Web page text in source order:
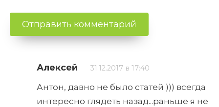
Алексей 31.12.2017 в 17:40
Антон, давно не было статей ))) всегда
интересно глядеть назад...раньше я не